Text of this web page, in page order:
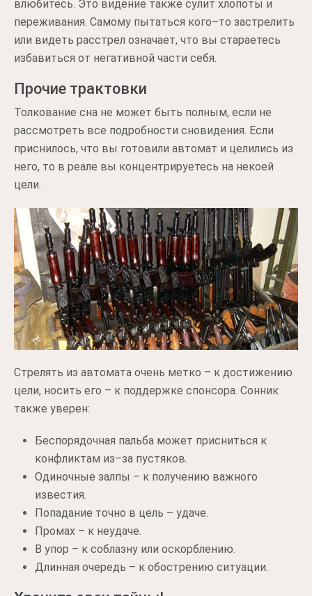
влюбитесь. Это видение также сулит хлопоты и
переживания. Самому пытаться кого–то застрелить
или видеть расстрел означает, что вы стараетесь
избавиться от негативной части себя.
Прочие трактовки
Толкование сна не может быть полным, если не
рассмотреть все подробности сновидения. Если
приснилось, что вы готовили автомат и целились из
него, то в реале вы концентрируетесь на некоей
цели.
Стрелять из автомата очень метко – к достижению
цели, носить его – к поддержке спонсора. Сонник
также уверен:
Беспорядочная пальба может присниться к
конфликтам из–за пустяков.
Одиночные залпы – к получению важного
известия.
Попадание точно в цель – удаче.
Промах – к неудаче.
В упор – к соблазну или оскорблению.
Длинная очередь – к обострению ситуации.